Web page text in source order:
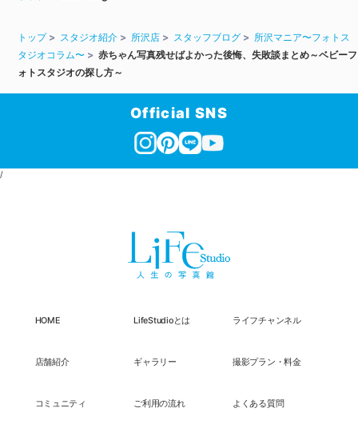
トップ スタジオ紹介 所沢店 スタッフブログ
所沢マニア〜フォトス
タジオコラム〜
赤ちゃん写真残せばよかった後悔、失敗談まとめ～ベビーフ
ォトスタジオの探し方～
Official SNS
/
HOME LifeStudioとは ライフチャンネル
店舗紹介 ギャラリー 撮影プラン・料金
コミュニティ ご利用の流れ よくある質問